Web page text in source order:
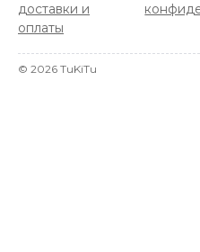
доставки и
оплаты
© 2026 TuKiTu